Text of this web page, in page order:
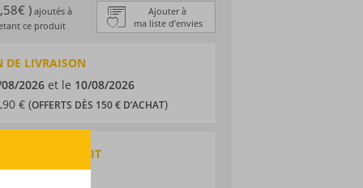
Ajouter à
ma liste d’envies
)ajoutés à
ce produit
DE LIVRAISON
2026et le 10/08/2026
€ (OFFERTS DÈS 150 € D’ACHAT)
DU PRODUIT